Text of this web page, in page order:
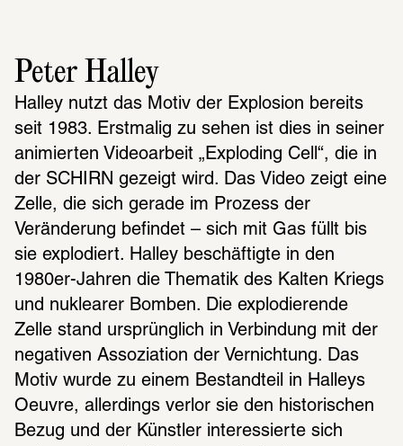
Peter Halley
Halley nutzt das Motiv der Explosion bereits
seit 1983. Erstmalig zu sehen ist dies in seiner
animierten Videoarbeit „Exploding Cell“, die in
der SCHIRN gezeigt wird. Das Video zeigt eine
Zelle, die sich gerade im Prozess der
Veränderung befindet – sich mit Gas füllt bis
sie explodiert. Halley beschäftigte in den
1980er-Jahren die Thematik des Kalten Kriegs
und nuklearer Bomben. Die explodierende
Zelle stand ursprünglich in Verbindung mit der
negativen Assoziation der Vernichtung. Das
Motiv wurde zu einem Bestandteil in Halleys
Oeuvre, allerdings verlor sie den historischen
Bezug und der Künstler interessierte sich